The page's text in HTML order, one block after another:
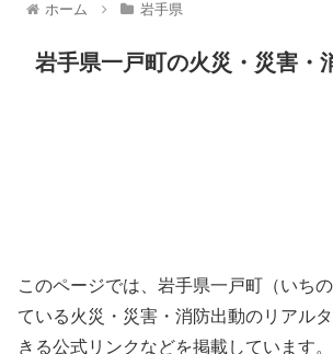
ホーム 岩手県
岩手県一戸町の火災・災害・
このページでは、岩手県一戸町（いち
ている火災・災害・消防出動のリアル
きる公式リンクなどを掲載しています。